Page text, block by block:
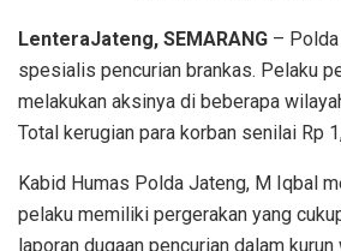
LenteraJateng, SEMARANG –
spesialis pencurian brankas. Pelaku
melakukan aksinya di beberapa
Total kerugian para korban senilai Rp
Kabid Humas Polda Jateng, M Iqbal
pelaku memiliki pergerakan yang
laporan dugaan pencurian dalam